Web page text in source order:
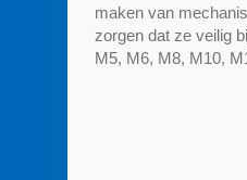
maken van
zorgen dat ze veilig
M5, M6, M8, M10,